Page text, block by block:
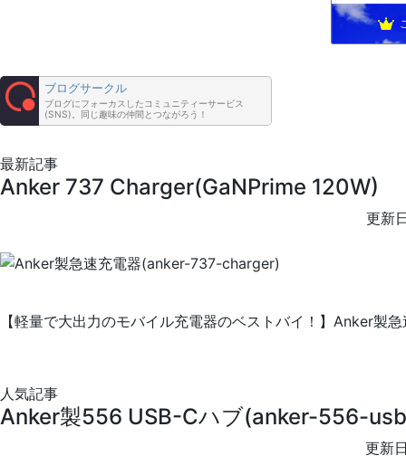
ブログサークル
ブログにフォーカスしたコミュニティーサービス
(SNS)。同じ趣味の仲間とつながろう！
最新記事
Anker 737 Charger(GaNPrime 120W)
更新
【軽量で大出力のモバイル充電器のベストバイ！】Anker
人気記事
Anker製556 USB-Cハブ(anker-556-
更新